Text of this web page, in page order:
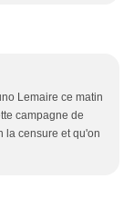
Lemaire ce matin
campagne de
la censure et qu'on